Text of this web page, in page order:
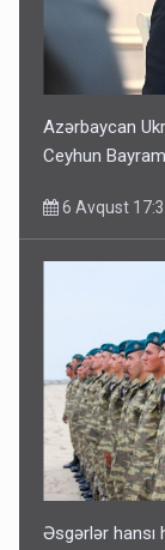
Azərbaycan
Ceyhun
6 Avqust
Əsgərlər hansı